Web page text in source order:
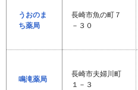
うおのま
ち薬局
長崎市魚の町７
－３０
鳴滝薬局
長崎市夫婦川町
１－３